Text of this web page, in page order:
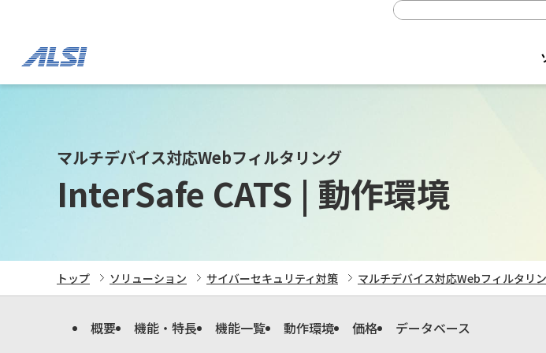
マルチデバイス対応Webフィルタリング
InterSafe CATS | 動作環境
トップ ソリューション サイバーセキュリティ対策 マルチデバイス対応Webフィルタリ
概要 機能・特長 機能一覧 動作環境 価格 データベース